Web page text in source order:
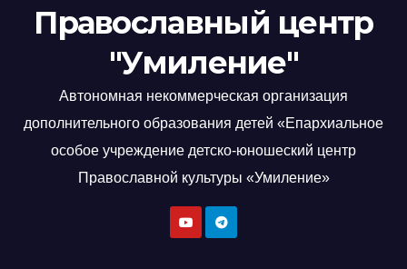
Православный центр
"Умиление"
Автономная некоммерческая организация
дополнительного образования детей «Епархиальное
особое учреждение детско-юношеский центр
Православной культуры «Умиление»